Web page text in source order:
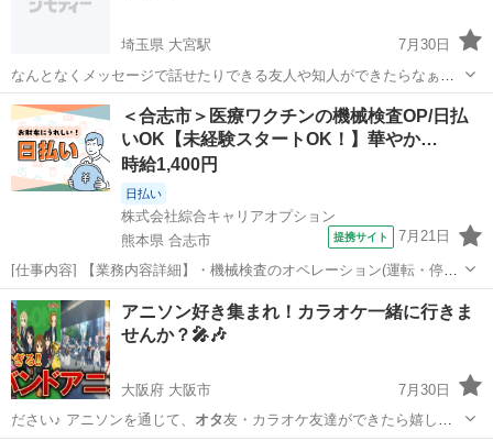
埼玉県 大宮駅
7月30日
なんとなくメッセージで話せたりできる友人や知人ができたらなぁ…
と思ってます 色々話してみたいです！ ゲーム 漫画 アニメ 温泉
グルメ 映画 散歩 などが好きです
埼玉 さいたま市 大宮駅 友達
＜合志市＞医療ワクチンの機械検査OP/日払
いOK【未経験スタートOK！】華やか…
時給1,400円
日払い
株式会社綜合キャリアオプション
熊本県 合志市
提携サイト 7月21日
[仕事内容] 【業務内容詳細】・機械検査のオペレーション(運転・停止
操作)・バイアルの投入作業、 整列作業・不良品の確認作業【取扱製品
情報】医療用ワクチン 。＋お仕事探しはコンシェルスタッフにおまか
せ＋。 あなたのお仕事...
熊本 合志市
アニソン好き集まれ！カラオケ一緒に行きま
せんか？🎤🎶
大阪府 大阪市
7月30日
ださい♪ アニソンを通じて、 オタ友・カラオケ友達ができたら嬉しい